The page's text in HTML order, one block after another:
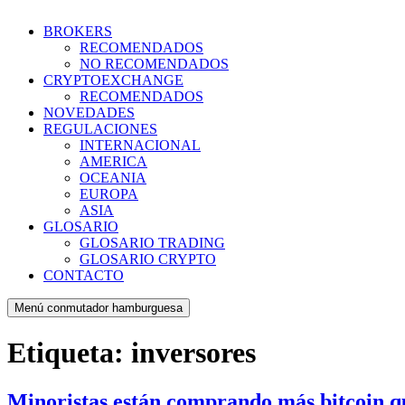
BROKERS
RECOMENDADOS
NO RECOMENDADOS
CRYPTOEXCHANGE
RECOMENDADOS
NOVEDADES
REGULACIONES
INTERNACIONAL
AMERICA
OCEANIA
EUROPA
ASIA
GLOSARIO
GLOSARIO TRADING
GLOSARIO CRYPTO
CONTACTO
Menú conmutador hamburguesa
Etiqueta: inversores